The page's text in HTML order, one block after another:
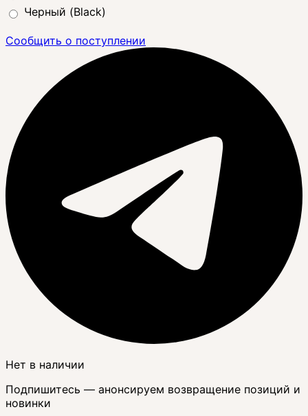
Черный (Black)
Сообщить о поступлении
Нет в наличии
Подпишитесь — анонсируем возвращение позиций и
новинки